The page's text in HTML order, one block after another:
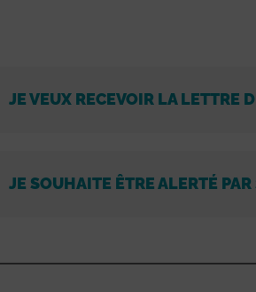
JE VEUX RECEVOIR LA LETTRE
JE SOUHAITE ÊTRE ALERTÉ PAR